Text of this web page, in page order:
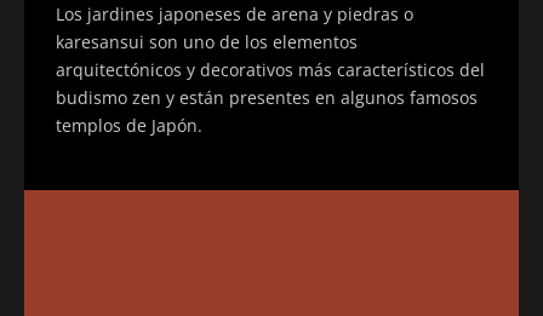
Los jardines japoneses de arena y piedras o
karesansui son uno de los elementos
arquitectónicos y decorativos más característicos del
budismo zen y están presentes en algunos famosos
templos de Japón.